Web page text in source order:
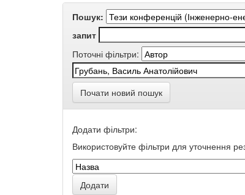
Пошук:
запит
Поточні фільтри:
Почати новий пошук
Додати фільтри:
Використовуйте фільтри для уточнення